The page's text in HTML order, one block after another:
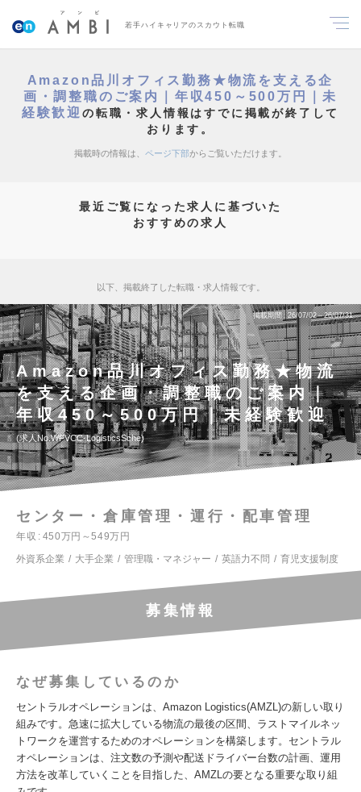
若手ハイキャリアのスカウト転職
Amazon品川オフィス勤務★物流を支える企
画・調整職のご案内｜年収450～500万円｜未
経験歓迎 の転職・求人情報はすでに掲載が終了して
おります。
掲載時の情報は、 ページ下部からご覧いただけます。
最近ご覧になった求人に基づいた
おすすめの求人
以下、掲載終了した転職・求人情報です。
掲載期間 26/07/02～26/07/31
Amazon品川オフィス勤務★物流
を支える企画・調整職のご案内｜
年収450～500万円｜未経験歓迎
求人No.WFVCC-LogisticsSche
センター・倉庫管理・運行・配車管理
年収
450万円～549万円
外資系企業
大手企業 管理職・マネジャー 英語力不問 育児支援制度
募集情報
なぜ募集しているのか
セントラルオペレーションは、Amazon Logistics(AMZL)の新しい取り
組みです。急速に拡大している物流の最後の区間、ラストマイルネッ
トワークを運営するためのオペレーションを構築します。セントラル
オペレーションは、注文数の予測や配送ドライバー台数の計画、運用
方法を改革していくことを目指した、AMZLの要となる重要な取り組